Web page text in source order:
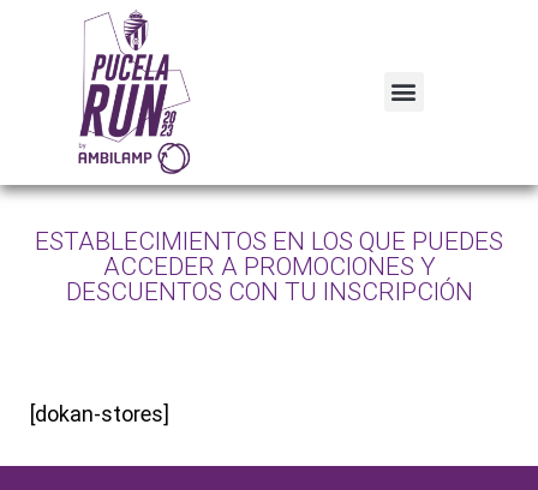
ESTABLECIMIENTOS EN LOS QUE PUEDES
ACCEDER A PROMOCIONES Y
DESCUENTOS CON TU INSCRIPCIÓN
[dokan-stores]